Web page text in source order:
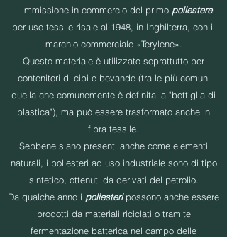
L'immissione in commercio del primo poliestere
per uso tessile risale al 1948, in Inghilterra, con il
marchio commerciale «Terylene».
Questo materiale è utilizzato soprattutto per
contenitori di cibi e bevande (tra le più comuni
quella che comunemente è definita la "bottiglia di
plastica"), ma può essere trasformato anche in
fibra tessile.
Sebbene siano presenti anche come elementi
naturali, i poliesteri ad uso industriale sono di tipo
sintetico, ottenuti da derivati del petrolio.
Da qualche anno i poliesteripossono anche essere
prodotti da materiali riciclati o tramite
fermentazione batterica nel campo delle